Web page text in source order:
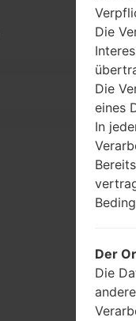
Die
Die
eines
In
Der
Die